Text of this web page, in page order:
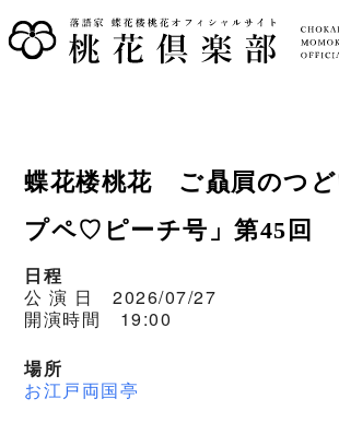
蝶花楼桃花 ご贔屓のつ
プペ♡ピーチ号」第45回
日程
公 演 日 2026/07/27
開演時間 19:00
場所
お江戸両国亭